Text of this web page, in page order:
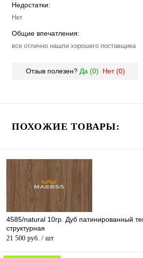
Недостатки:
Нет
Общие впечатления:
все отлично нашли хорошего поставщика
Отзыв полезен? Да (0) Нет (0)
ПОХОЖИЕ ТОВАРЫ:
4585/natural 10гр. Дуб патинированный
структурная
21 500 руб. / шт